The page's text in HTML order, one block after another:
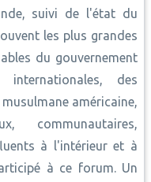
suivi de l'état du
les plus grandes
du gouvernement
internationales, des
américaine,
communautaires,
à l'intérieur et à
à ce forum. Un